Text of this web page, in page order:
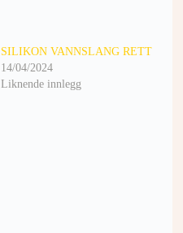
SILIKON VANNSLANG RETT
14/04/2024
Liknende innlegg